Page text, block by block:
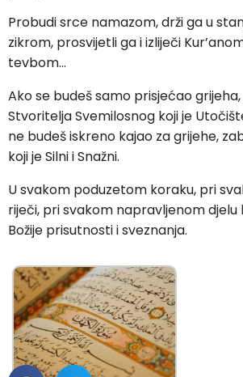
Probudi srce namazom, drži ga u
zikrom, prosvijetli ga i izliječi
tevbom…
Ako se budeš samo prisjećao
Stvoritelja Svemilosnog koji je
ne budeš iskreno kajao za grijehe,
koji je Silni i Snažni.
U svakom poduzetom koraku, pri
riječi, pri svakom napravljenom djelu
Božije prisutnosti i sveznanja.